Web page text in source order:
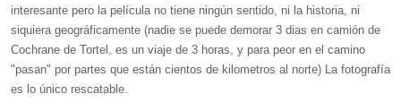
interesante pero la película no tiene ningún sentido, ni la historia, ni
siquiera geográficamente (nadie se puede demorar 3 dias en camión de
Cochrane de Tortel, es un viaje de 3 horas, y para peor en el camino
"pasan" por partes que están cientos de kilometros al norte) La fotografía
es lo único rescatable.